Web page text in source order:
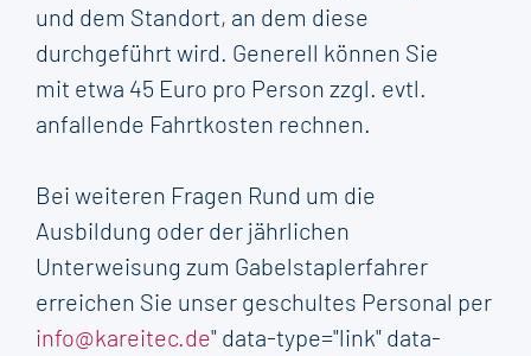
und dem Standort, an dem diese
durchgeführt wird. Generell können Sie
mit etwa 45 Euro pro Person zzgl. evtl.
anfallende Fahrtkosten rechnen.
Bei weiteren Fragen Rund um die
Ausbildung oder der jährlichen
Unterweisung zum Gabelstaplerfahrer
erreichen Sie unser geschultes Personal per
info@kareitec.de" data-type="link" data-